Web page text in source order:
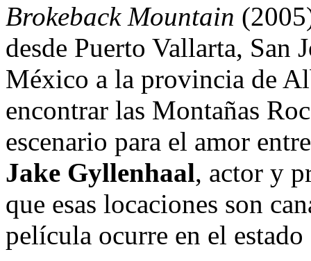
Brokeback Mountain
desde Puerto Vallarta, San
México a la provincia de
encontrar las Montañas
escenario para el amor
Jake Gyllenhaal, actor y
que esas locaciones son
película ocurre en el